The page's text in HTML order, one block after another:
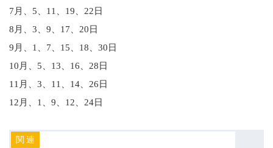
7月、5、11、19、22日
8月、3、9、17、20日
9月、1、7、15、18、30日
10月、5、13、16、28日
11月、3、11、14、26日
12月、1、9、12、24日